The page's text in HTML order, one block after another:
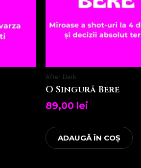
After Dark
O Singură Bere
89,00 lei
ADAUGĂ ÎN COȘ